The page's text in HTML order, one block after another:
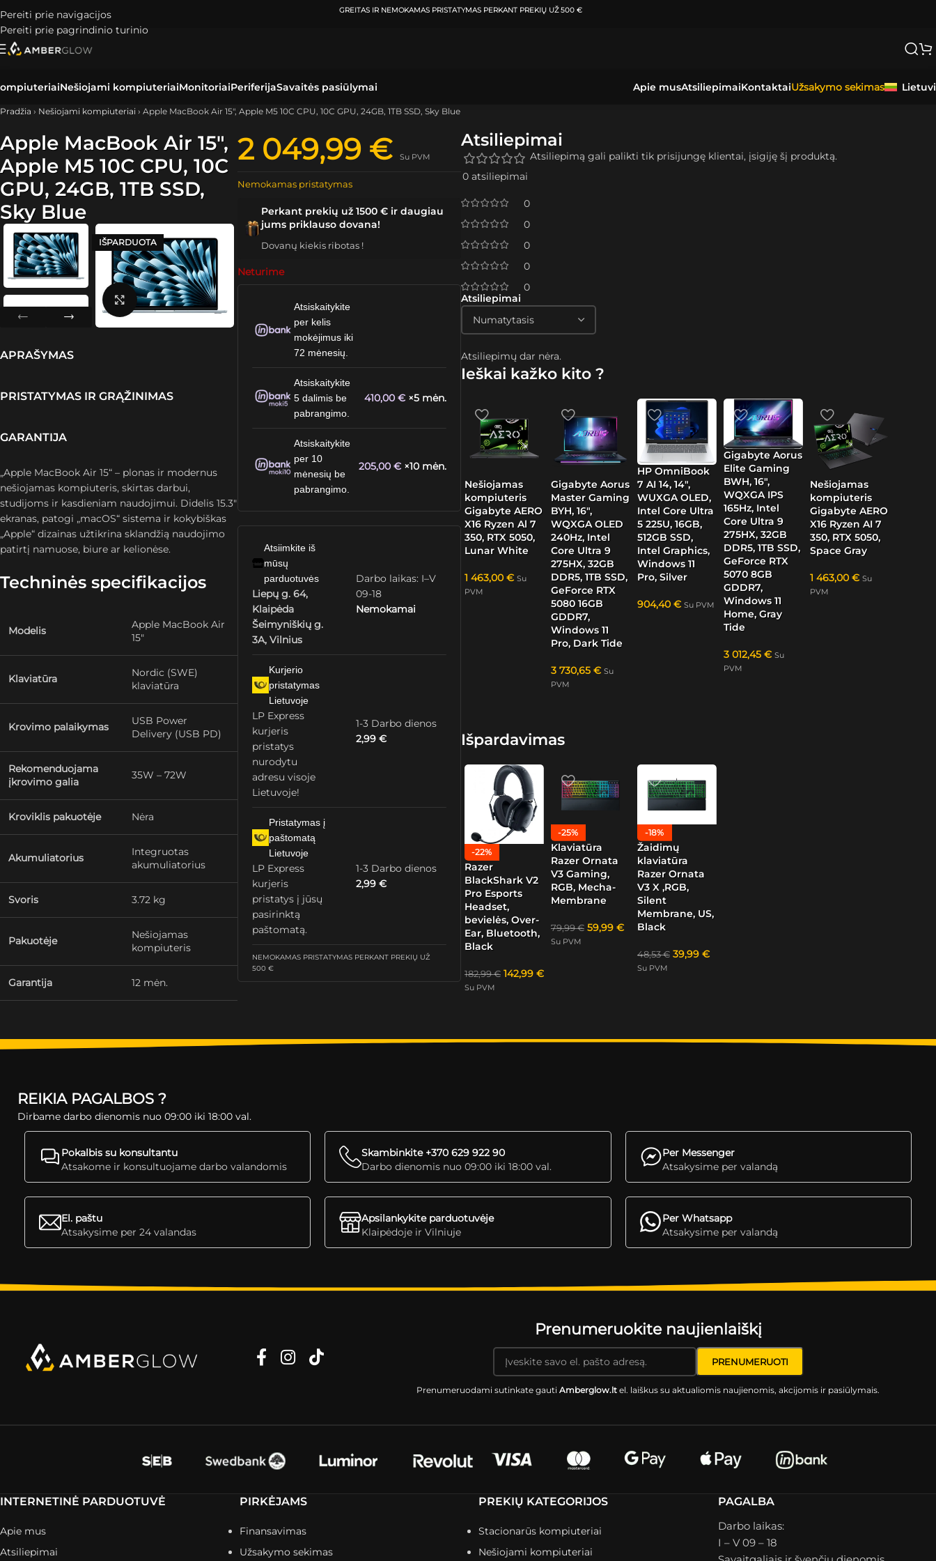
Pereiti prie navigacijos
Pereiti prie pagrindinio turinio
GREITAS IR NEMOKAMAS PRISTATYMAS PERKANT PREKIŲ UŽ 500 €
Nešiojami kompiuteriaiMonitoriaiPeriferijaSavaitės pasiūlymai Apie musAtsiliepimaiKontaktaiUžsakymo sekimas
Pradžia › Nešiojami kompiuteriai › Apple MacBook Air 15″, Apple M5 10C CPU, 10C GPU, 24GB, 1TB SSD, Sky Blue
Apple MacBook Air 15″,
Apple M5 10C CPU, 10C
GPU, 24GB, 1TB SSD,
Sky Blue
IŠPARDUOTA
Spustelėkite, kad padidintumėte
APRAŠYMAS
PRISTATYMAS IR GRĄŽINIMAS
GARANTIJA
„Apple MacBook Air 15“ – plonas ir modernus
nešiojamas kompiuteris, skirtas darbui,
studijoms ir kasdieniam naudojimui. Didelis 15.3″
ekranas, patogi „macOS“ sistema ir kokybiškas
„Apple“ dizainas užtikrina sklandžią naudojimo
patirtį namuose, biure ar kelionėse.
Techninės specifikacijos
Modelis
Apple MacBook Air
15″
Klaviatūra
Nordic (SWE)
klaviatūra
Krovimo palaikymas
USB Power
Delivery (USB PD)
Rekomenduojama
įkrovimo galia
35W – 72W
Kroviklis pakuotėje Nėra
Akumuliatorius
Integruotas
akumuliatorius
Svoris 3.72 kg
Pakuotėje
Nešiojamas
kompiuteris
Garantija 12 mėn.
2 049,99 € Su PVM
Nemokamas pristatymas
Perkant prekių už 1500 € ir daugiau
jums priklauso dovana!
Dovanų kiekis ribotas !
Neturime
Atsiskaitykite
per kelis
mokėjimus iki
72 mėnesių.
Atsiskaitykite
5 dalimis be
pabrangimo.
410,00 € ×5 mėn.
Atsiskaitykite
per 10
mėnesių be
pabrangimo.
205,00 € ×10 mėn.
Atsiimkite iš
mūsų
parduotuvės
Liepų g. 64,
Klaipėda
Šeimyniškių g.
3A, Vilnius
Darbo laikas: I–V
09-18
Nemokamai
Kurjerio
pristatymas
Lietuvoje
LP Express
kurjeris
pristatys
nurodytu
adresu visoje
Lietuvoje!
1-3 Darbo dienos
2,99€
Pristatymas į
paštomatą
Lietuvoje
LP Express
kurjeris
pristatys į jūsų
pasirinktą
paštomatą.
1-3 Darbo dienos
2,99€
NEMOKAMAS PRISTATYMAS PERKANT PREKIŲ UŽ
500 €
Atsiliepimai
0 atsiliepimai
0
0
0
0
0
Atsiliepimai
Atsiliepimų dar nėra.
Atsiliepimą gali palikti tik prisijungę klientai, įsigiję šį produktą.
Ieškai kažko kito ?
Nešiojamas
kompiuteris
Gigabyte AERO
X16 Ryzen Al 7
350, RTX 5050,
Lunar White
1 463,00 € Su
PVM
Gigabyte Aorus
Master Gaming
BYH, 16″,
WQXGA OLED
240Hz, Intel
Core Ultra 9
275HX, 32GB
DDR5, 1TB SSD,
GeForce RTX
5080 16GB
GDDR7,
Windows 11
Pro, Dark Tide
3 730,65 € Su
PVM
HP OmniBook
7 AI 14, 14″,
WUXGA OLED,
Intel Core Ultra
5 225U, 16GB,
512GB SSD,
Intel Graphics,
Windows 11
Pro, Silver
904,40 € Su PVM
Gigabyte Aorus
Elite Gaming
BWH, 16″,
WQXGA IPS
165Hz, Intel
Core Ultra 9
275HX, 32GB
DDR5, 1TB SSD,
GeForce RTX
5070 8GB
GDDR7,
Windows 11
Home, Gray
Tide
3 012,45 € Su
PVM
Nešiojamas
kompiuteris
Gigabyte AERO
X16 Ryzen AI 7
350, RTX 5050,
Space Gray
1 463,00 € Su
PVM
Išpardavimas
-22%
Razer
BlackShark V2
Pro Esports
Headset,
bevielės, Over-
Ear, Bluetooth,
Black
182,99€ 142,99 €
Su PVM
-25%
Klaviatūra
Razer Ornata
V3 Gaming,
RGB, Mecha-
Membrane
79,99€ 59,99 €
Su PVM
-18%
Žaidimų
klaviatūra
Razer Ornata
V3 X ,RGB,
Silent
Membrane, US,
Black
48,53€ 39,99 €
Su PVM
REIKIA PAGALBOS ?
Dirbame darbo dienomis nuo 09:00 iki 18:00 val.
Pokalbis su konsultantu
Atsakome ir konsultuojame darbo valandomis
Skambinkite +370 629 922 90
Darbo dienomis nuo 09:00 iki 18:00 val.
Per Messenger
Atsakysime per valandą
El. paštu
Atsakysime per 24 valandas
Apsilankykite parduotuvėje
Klaipėdoje ir Vilniuje
Per Whatsapp
Atsakysime per valandą
Prenumeruokite naujienlaiškį
Prenumeruodami sutinkate gautiAmberglow.lt el. laiškus su aktualiomis naujienomis, akcijomis ir pasiūlymais.
INTERNETINĖ PARDUOTUVĖ
Apie mus
Atsiliepimai
PIRKĖJAMS
Finansavimas
Užsakymo sekimas
PREKIŲ KATEGORIJOS
Stacionarūs kompiuteriai
Nešiojami kompiuteriai
PAGALBA
Darbo laikas:
I – V 09 – 18